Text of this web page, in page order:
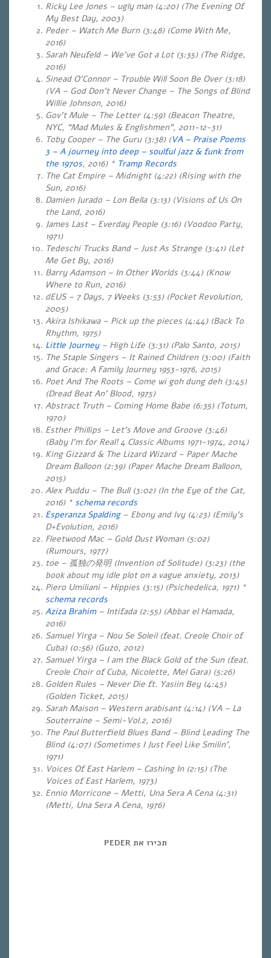
Ricky Lee Jones – ugly man (4:20) (The Evening Of
My Best Day, 2003)
Peder – Watch Me Burn (3:48) (Come With Me,
2016)
Sarah Neufeld – We’ve Got a Lot (3:35) (The Ridge,
2016)
Sinead O’Connor – Trouble Will Soon Be Over (3:18)
(VA – God Don’t Never Change – The Songs of Blind
Willie Johnson, 2016)
Gov’t Mule – The Letter (4:59) (Beacon Theatre,
NYC, “Mad Mules & Englishmen”, 2011-12-31)
Toby Cooper – The Guru (3:38) (VA – Praise Poems
3 – A journey into deep – soulful jazz & funk from
the 1970s, 2016) * Tramp Records
The Cat Empire – Midnight (4:22) (Rising with the
Sun, 2016)
Damien Jurado – Lon Bella (3:13) (Visions of Us On
the Land, 2016)
James Last – Everday People (3:16) (Voodoo Party,
1971)
Tedeschi Trucks Band – Just As Strange (3:41) (Let
Me Get By, 2016)
Barry Adamson – In Other Worlds (3:44) (Know
Where to Run, 2016)
dEUS – 7 Days, 7 Weeks (3:53) (Pocket Revolution,
2005)
Akira Ishikawa – Pick up the pieces (4:44) (Back To
Rhythm, 1975)
Little Journey– High Life (3:31) (Palo Santo, 2015)
The Staple Singers – It Rained Children (3:00) (Faith
and Grace: A Family Journey 1953-1976, 2015)
Poet And The Roots – Come wi goh dung deh (3:45)
(Dread Beat An’ Blood, 1975)
Abstract Truth – Coming Home Babe (6:35) (Totum,
1970)
Esther Phillips – Let’s Move and Groove (3:46)
(Baby I’m for Real! 4 Classic Albums 1971-1974, 2014)
King Gizzard & The Lizard Wizard – Paper Mache
Dream Balloon (2:39) (Paper Mache Dream Balloon,
2015)
Alex Puddu – The Bull (3:02) (In the Eye of the Cat,
2016) * schema records
Esperanza Spalding– Ebony and Ivy (4:23) (Emily’s
D+Evolution, 2016)
Fleetwood Mac – Gold Dust Woman (5:02)
(Rumours, 1977)
toe – 孤独の発明 (Invention of Solitude) (3:23) (the
book about my idle plot on a vague anxiety, 2013)
Piero Umiliani – Hippies (3:15) (Psichedelica, 1971) *
schema records
Aziza Brahim– Intifada (2:55) (Abbar el Hamada,
2016)
Samuel Yirga – Nou Se Soleil (feat. Creole Choir of
Cuba) (0:56) (Guzo, 2012)
Samuel Yirga – I am the Black Gold of the Sun (feat.
Creole Choir of Cuba, Nicolette, Mel Gara) (5:26)
Golden Rules – Never Die ft. Yasiin Bey (4:45)
(Golden Ticket, 2015)
Sarah Maison – Western arabisant (4:14) (VA – La
Souterraine – Semi-Vol.2, 2016)
The Paul Butterfield Blues Band – Blind Leading The
Blind (4:07) (Sometimes I Just Feel Like Smilin’,
1971)
Voices Of East Harlem – Cashing In (2:15) (The
Voices of East Harlem, 1973)
Ennio Morricone – Metti, Una Sera A Cena (4:31)
(Metti, Una Sera A Cena, 1976)
תכירו את PEDER